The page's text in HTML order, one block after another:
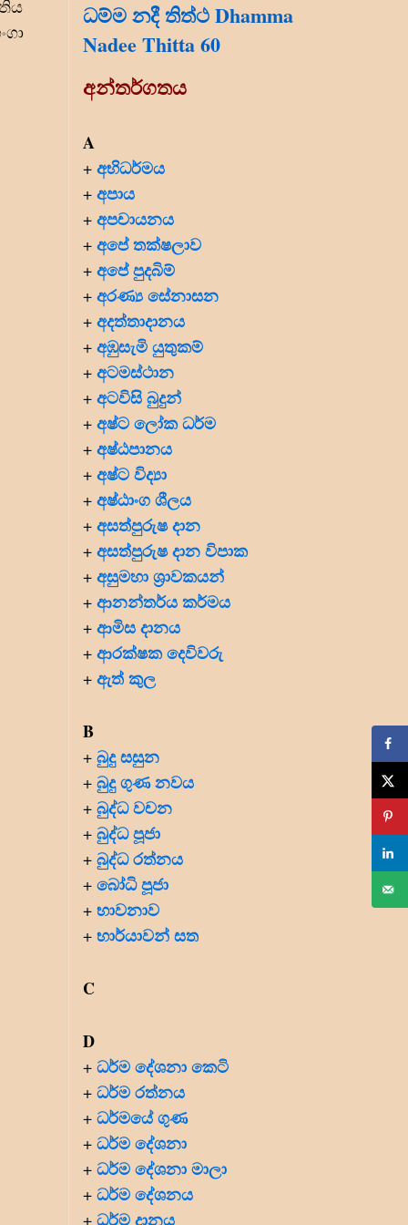
ධම්ම නදී තිත්ථ Dhamma
Nadee Thitta 60
අන්තර්ගතය
A
+ අභිධර්මය
+ අපාය
+ අපචායනය
+ අපේ තක්ෂලාව
+ අපේ පුදබිම්
+ අරණ්‍ය සේනාසන
+ අදත්තාදානය
+ අඹුසැමි යුතුකම්
+ අටමස්ථාන
+ අටවිසි බුදුන්
+ අෂ්ට ලෝක ධර්ම
+ අෂ්ඨපානය
+ අෂ්ට විද්‍යා
+ අෂ්ඨාංග ශීලය
+ අසත්පුරුෂ දාන
+ අසත්පුරුෂ දාන විපාක
+ අසුමහා ශ්‍රාවකයන්
+ ආනන්තර්ය කර්මය
+ ආමිස දානය
+ ආරක්ෂක දෙවිවරු
+ ඇත් කුල
B
+ බුදු සසුන
+ බුදු ගුණ නවය
+ බුද්ධ වචන
+ බුද්ධ පූජා
+ බුද්ධ රත්නය
+ බෝධි පූජා
+ භාවනාව
+ භාර්යාවන් සත
C
D
+ ධර්ම දේශනා කෙටි
+ ධර්ම රත්නය
+ ධර්මයේ ගුණ
+ ධර්ම දේශනා
+ ධර්ම දේශනා මාලා
+ ධර්ම දේශනය
+ ධර්ම දානය